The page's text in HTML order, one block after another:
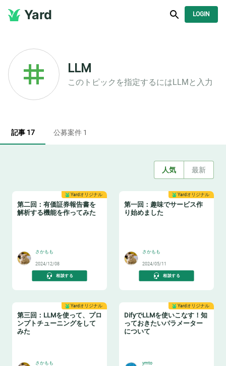
Yard LOGIN
LLM
このトピックを指定するにはLLM と入力
記事 17 公募案件 1
人気 最新
Yardオリジナル
第二回：有価証券報告書を
解析する機能を作ってみた
さかもも
2024/12/08
相談する
Yardオリジナル
第一回：趣味でサービス作
り始めました
さかもも
2024/05/11
相談する
Yardオリジナル
第三回：LLMを使って、プロ
ンプトチューニングをして
みた
さかもも
Yardオリジナル
DifyでLLMを使いこなす！知
っておきたいパラメーター
について
ymto